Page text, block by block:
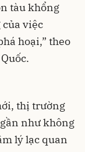
tàu khổng
việc
hoại,” theo
thị trường
như không
lý lạc quan